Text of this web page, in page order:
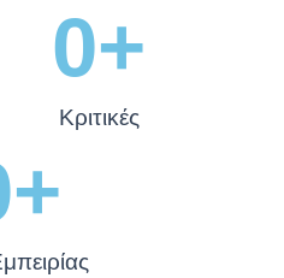
Κριτικές
0+
+